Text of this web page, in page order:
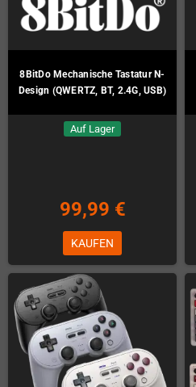
8BitDo Mechanische Tastatur N-
Design (QWERTZ, BT, 2.4G, USB)
Auf Lager
99,99 €
KAUFEN